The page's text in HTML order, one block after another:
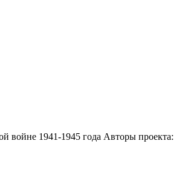
войне 1941-1945 года Авторы проекта: